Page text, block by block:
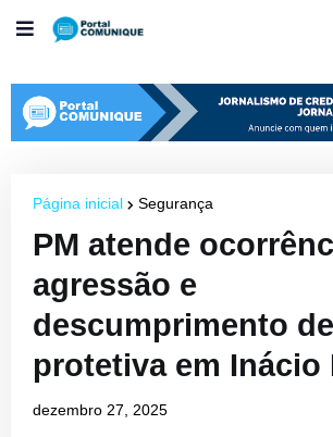
Página inicial Segurança
PM atende
agressão e
descumprimento
protetiva em Inácio
dezembro 27, 2025